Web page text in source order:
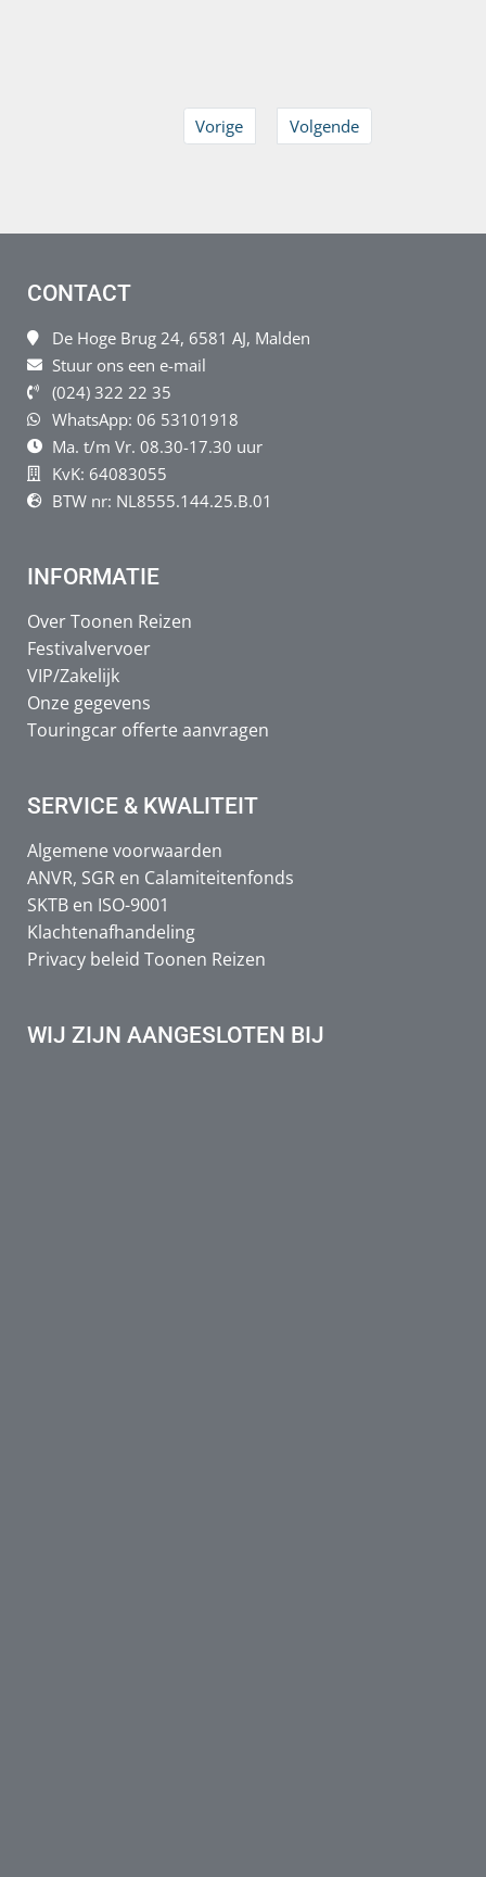
Vorige Volgende
CONTACT
De Hoge Brug 24, 6581 AJ, Malden
Stuur ons een e-mail
(024) 322 22 35
WhatsApp: 06 53101918
Ma. t/m Vr. 08.30-17.30 uur
KvK: 64083055
BTW nr: NL8555.144.25.B.01
INFORMATIE
Over Toonen Reizen
Festivalvervoer
VIP/Zakelijk
Onze gegevens
Touringcar offerte aanvragen
SERVICE & KWALITEIT
Algemene voorwaarden
ANVR, SGR en Calamiteitenfonds
SKTB en ISO-9001
Klachtenafhandeling
Privacy beleid Toonen Reizen
WIJ ZIJN AANGESLOTEN BIJ